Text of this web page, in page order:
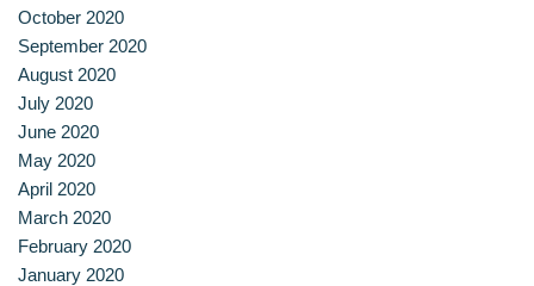
October 2020
September 2020
August 2020
July 2020
June 2020
May 2020
April 2020
March 2020
February 2020
January 2020